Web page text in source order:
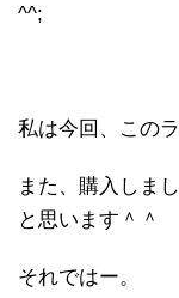
^^;
私は今回、この
また、購入しま
と思います＾＾
それではー。